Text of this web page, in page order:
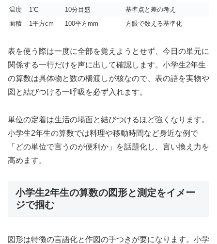
温度
1℃ 10分目盛
基準点と差の考え
面積
1平方cm 100平方mm 方眼で数える基準化
表を使う際は一度に全部を覚えようとせず、今日の単元に
関係する一行だけを声に出して確認します。小学生2年生
の算数は具体物と数の橋渡しが核なので、表の語を実物や
図と結びつける一呼吸を必ず入れます。
単位の定着は生活の場面と結びつけるほど強くなります。
小学生2年生の算数では料理や移動時間など身近な例で
「どの単位で言うのが便利か」を話題化し、言い換え力を
高めます。
小学生2年生の算数の図形と測定をイメー
ジで掴む
図形は特徴の言語化と作図の手つきが要になります。小学